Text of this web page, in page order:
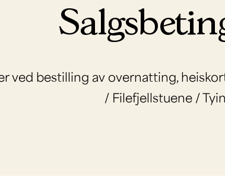
ved bestilling av overnatting,
/ Filefjellstuene /